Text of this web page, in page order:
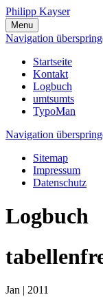
Philipp Kayser
Menu
Navigation
Startseite
Kontakt
Logbuch
umtsumts
TypoMan
Navigation
Sitemap
Impressum
Datenschutz
Logbuch
Jan | 2011